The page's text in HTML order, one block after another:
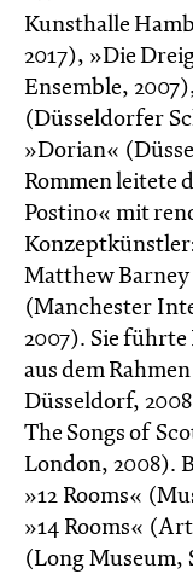
Kunsthalle
2017), »Die
Ensemble,
(Düsseldorfer
»Dorian«
Rommen leitete
Postino« mit
Matthew
(Manchester
2007). Sie führte
aus dem
Düsseldorf,
The Songs of
London, 2008).
»12 Rooms«
»14 Rooms«
(Long Museum,